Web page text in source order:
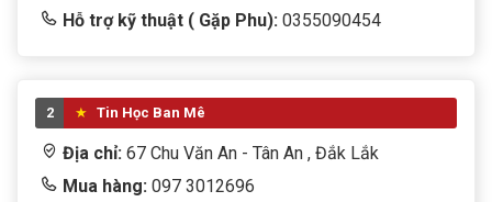
Hỗ trợ kỹ thuật ( Gặp Phu): 0355090454
2 Tin Học Ban Mê
Địa chỉ: 67 Chu Văn An - Tân An , Đắk Lắk
Mua hàng: 097 3012696